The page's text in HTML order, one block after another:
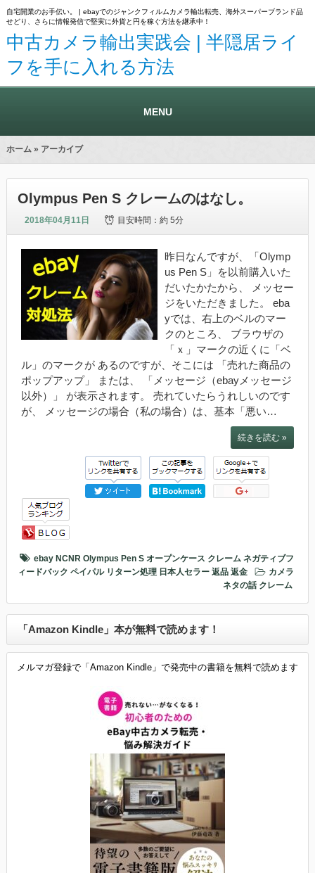
自宅開業のお手伝い。 | ebayでのジャンクフィルムカメラ輸出転売、海外スーパーブランド品
せどり、さらに情報発信で堅実に外貨と円を稼ぐ方法を継承中！
中古カメラ輸出実践会 | 半隠居ライ
フを手に入れる方法
MENU
ホーム» アーカイブ
Olympus Pen S クレームのはなし。
2018年04月11日 目安時間：約 5分
昨日なんですが、「Olymp
us Pen S」を以前購入いた
だいたかたから、 メッセー
ジをいただきました。 eba
yでは、右上のベルのマー
クのところ、 ブラウザの
「ｘ」マークの近くに「ベ
ル」のマークが あるのですが、そこには 「売れた商品の
ポップアップ」 または、 「メッセージ（ebayメッセージ
以外）」 が表示されます。 売れていたらうれしいのです
が、 メッセージの場合（私の場合）は、基本「悪い…
続きを読む »
ebay NCNR Olympus Pen S オープンケース クレーム ネガティブフ
ィードバック ペイパル リターン処理 日本人セラー 返品 返金
カメラ
ネタの話 クレーム
「Amazon Kindle」本が無料で読めます！
メルマガ登録で「Amazon Kindle」で発売中の書籍を無料で読めます